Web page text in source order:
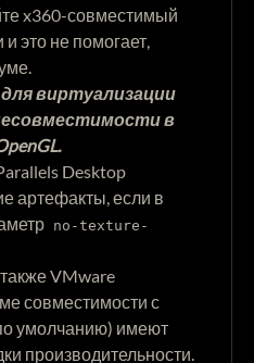
x360-совместимый
это не помогает,
виртуализации
в
Desktop
артефакты, если в
no-texture-
VMware
совместимости с
умолчанию) имеют
производительности.